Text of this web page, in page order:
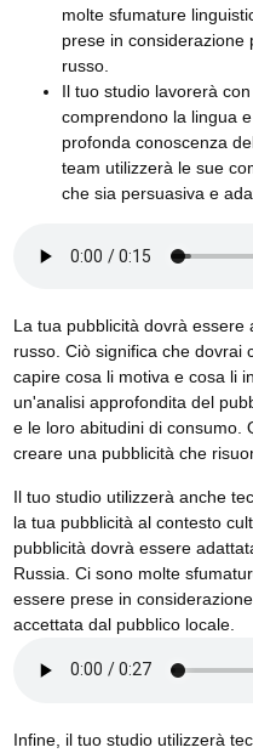
molte sfumature
prese in considerazione
russo.
Il tuo studio lavorerà
comprendono la lingua
profonda conoscenza
team utilizzerà le sue
che sia persuasiva e
La tua pubblicità dovrà
russo. Ciò significa che dovrai
capire cosa li motiva e cosa li
un'analisi approfondita del
e le loro abitudini di consumo.
creare una pubblicità che
Il tuo studio utilizzerà anche
la tua pubblicità al contesto
pubblicità dovrà essere
Russia. Ci sono molte
essere prese in
accettata dal pubblico locale.
Infine, il tuo studio utilizzerà